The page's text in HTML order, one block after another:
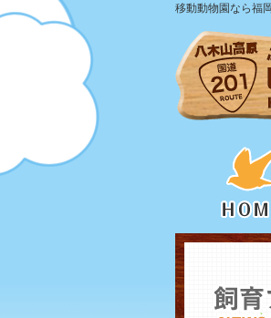
移動動物園なら福